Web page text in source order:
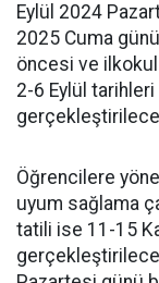
Eylül 2024
2025 Cuma
öncesi ve ilkokul
2-6 Eylül
Öğrencilere
uyum sağlama
tatili ise 11-15